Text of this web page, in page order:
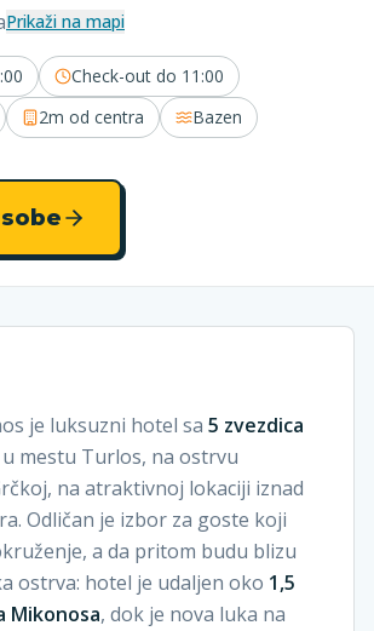
Prikaži na mapi
Check-out do 11:00
2m od centra
Bazen
je luksuzni hotel sa 5 zvezdica
mestu Turlos, na ostrvu
na atraktivnoj lokaciji iznad
Odličan je izbor za goste koji
a da pritom budu blizu
ostrva: hotel je udaljen oko 1,5
Mikonosa, dok je nova luka na